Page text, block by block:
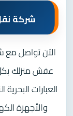
شركة
الآن تواصل مع
عفش منزلك
العبارات
والأجهزة